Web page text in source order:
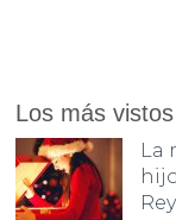
Los más vistos
La